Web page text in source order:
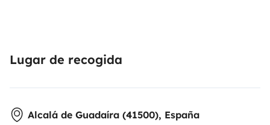
Lugar de recogida
Alcalá de Guadaíra (41500), España